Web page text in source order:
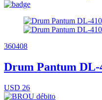
360408
Drum Pantum DL-
USD 26